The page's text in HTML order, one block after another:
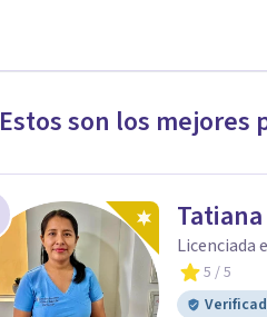
Estos son los
Licenciada
5 / 5